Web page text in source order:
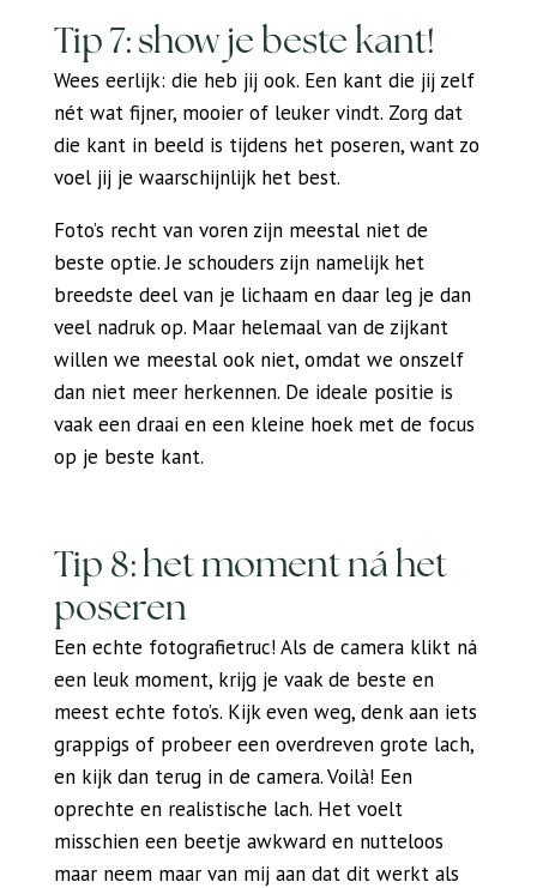
Tip 7: show je beste kant!
Wees eerlijk: die heb jij ook. Een kant die jij zelf
nét wat fijner, mooier of leuker vindt. Zorg dat
die kant in beeld is tijdens het poseren, want zo
voel jij je waarschijnlijk het best.
Foto’s recht van voren zijn meestal niet de
beste optie. Je schouders zijn namelijk het
breedste deel van je lichaam en daar leg je dan
veel nadruk op. Maar helemaal van de zijkant
willen we meestal ook niet, omdat we onszelf
dan niet meer herkennen. De ideale positie is
vaak een draai en een kleine hoek met de focus
op je beste kant.
Tip 8: het moment ná het
poseren
Een echte fotografietruc! Als de camera klikt ná
een leuk moment, krijg je vaak de beste en
meest echte foto’s. Kijk even weg, denk aan iets
grappigs of probeer een overdreven grote lach,
en kijk dan terug in de camera. Voilà! Een
oprechte en realistische lach. Het voelt
misschien een beetje awkward en nutteloos
maar neem maar van mij aan dat dit werkt als